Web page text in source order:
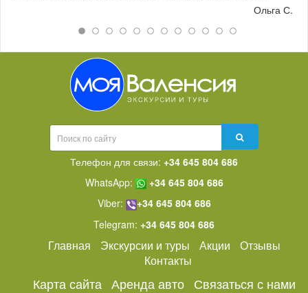
Ольга С.
Телефон для связи: +34 645 804 686
WhatsApp:
+34 645 804 686
Viber:
+34 645 804 686
Telegram: +34 645 804 686
Главная Экскурсии и туры Акции
Отзывы
Контакты
Карта сайта Аренда авто Связаться с нами